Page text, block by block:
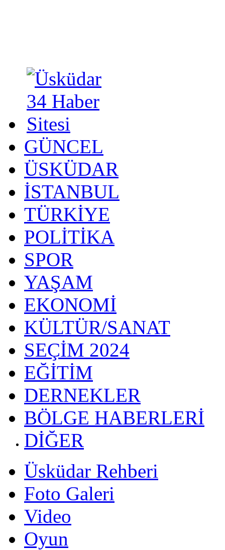
GÜNCEL
ÜSKÜDAR
İSTANBUL
TÜRKİYE
POLİTİKA
SPOR
YAŞAM
EKONOMİ
KÜLTÜR/SANAT
SEÇİM 2024
EĞİTİM
DERNEKLER
BÖLGE HABERLERİ
DİĞER
Üsküdar Rehberi
Foto Galeri
Video
Oyun